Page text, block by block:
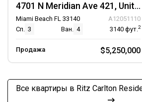
4701 N Meridian Ave 421, Unit 421
Miami Beach FL 33140
A12051110
Сп. 3 Ван. 4 3140 фут.2
Продажа $5,250,000
Все квартиры в Ritz Carlton